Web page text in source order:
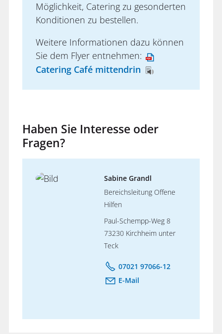
Möglichkeit, Catering zu gesonderten
Konditionen zu bestellen.
Weitere Informationen dazu können
Sie dem Flyer entnehmen:
Catering Café mittendrin
Haben Sie Interesse oder
Fragen?
Sabine Grandl
Bereichsleitung Offene
Hilfen
Paul-Schempp-Weg 8
73230 Kirchheim unter
Teck
07021 97066-12
E-Mail